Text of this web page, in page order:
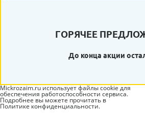
ГОРЯЧЕЕ
До конца акции
Mickrozaim.ru использует файлы cookie для
обеспечения работоспособности сервиса.
Подробнее вы можете прочитать в
Политике конфиденциальности.